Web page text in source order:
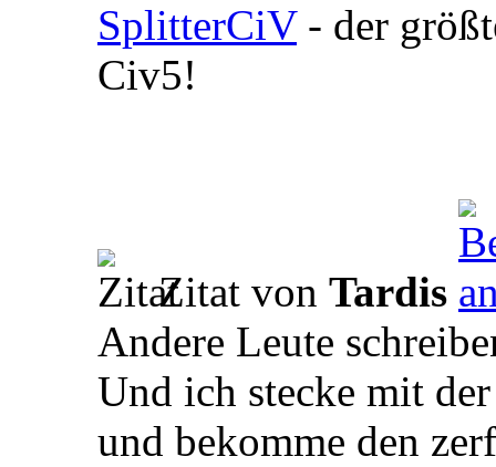
SplitterCiV- der
Civ5!
Zitat von Tardis
Andere Leute
Und ich stecke mit
und bekomme den